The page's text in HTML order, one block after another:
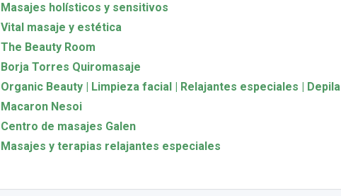
Masajes holísticos y sensitivos
Vital masaje y estética
The Beauty Room
Borja Torres Quiromasaje
Organic Beauty | Limpieza facial | Relajantes especiales |
Macaron Nesoi
Centro de masajes Galen
Masajes y terapias relajantes especiales